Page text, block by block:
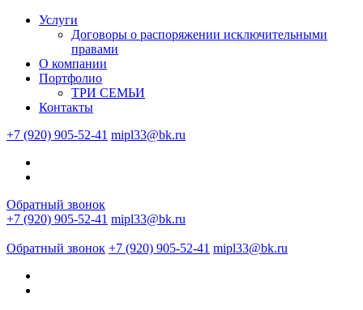
Услуги
Договоры о распоряжении исключительными
правами
О компании
Портфолио
ТРИ СЕМЬИ
Контакты
+7 (920) 905-52-41 mipl33@bk.ru
Обратный звонок
+7 (920) 905-52-41 mipl33@bk.ru
Обратный звонок +7 (920) 905-52-41 mipl33@bk.ru